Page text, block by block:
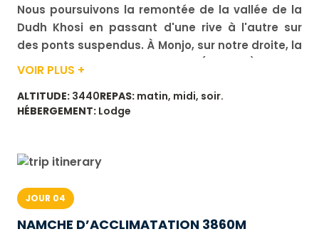
Nous poursuivons la remontée de la vallée de la
Dudh Khosi en passant d'une rive à l'autre sur
des ponts suspendus. À Monjo, sur notre droite, la
cime imposante du Thamserku (6 623 m) domine
Parc national de Sagarmatha. Nous traversons la
rivière Dudh Kosi puis commençons une montée
sherpa), avec de nombreuses boutiques, un
bureau de poste, une banque et un centre
d'information sur le parc. Durée de marche :
environ 6 h. Dénivelé : positif 1 050 m, négatif 350
m.
VOIR PLUS +
ALTITUDE: 3440REPAS: matin, midi, soir.
HÉBERGEMENT: Lodge
JOUR 04
NAMCHE D’ACCLIMATATION 3860M